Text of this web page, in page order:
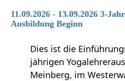
11.09.2026 - 13.09.2026 3-
Ausbildung Beginn
Dies ist die
jährigen
Meinberg, im